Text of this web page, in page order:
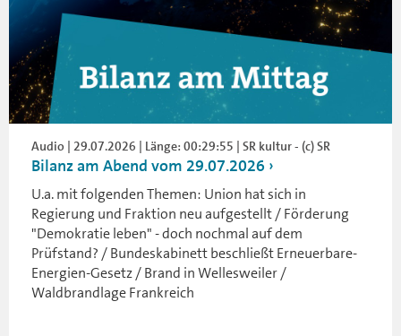
Audio | 29.07.2026 | Länge: 00:29:55 | SR kultur - (c) SR
Bilanz am Abend vom 29.07.2026
U.a. mit folgenden Themen: Union hat sich in
Regierung und Fraktion neu aufgestellt / Förderung
"Demokratie leben" - doch nochmal auf dem
Prüfstand? / Bundeskabinett beschließt Erneuerbare-
Energien-Gesetz / Brand in Wellesweiler /
Waldbrandlage Frankreich